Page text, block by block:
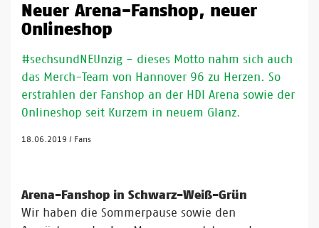
Neuer Arena-Fanshop, neuer
Onlineshop
#sechsundNEUnzig - dieses Motto nahm sich auch
das Merch-Team von Hannover 96 zu Herzen. So
erstrahlen der Fanshop an der HDI Arena sowie der
Onlineshop seit Kurzem in neuem Glanz.
18.06.2019 / Fans
Arena-Fanshop in Schwarz-Weiß-Grün
Wir haben die Sommerpause sowie den